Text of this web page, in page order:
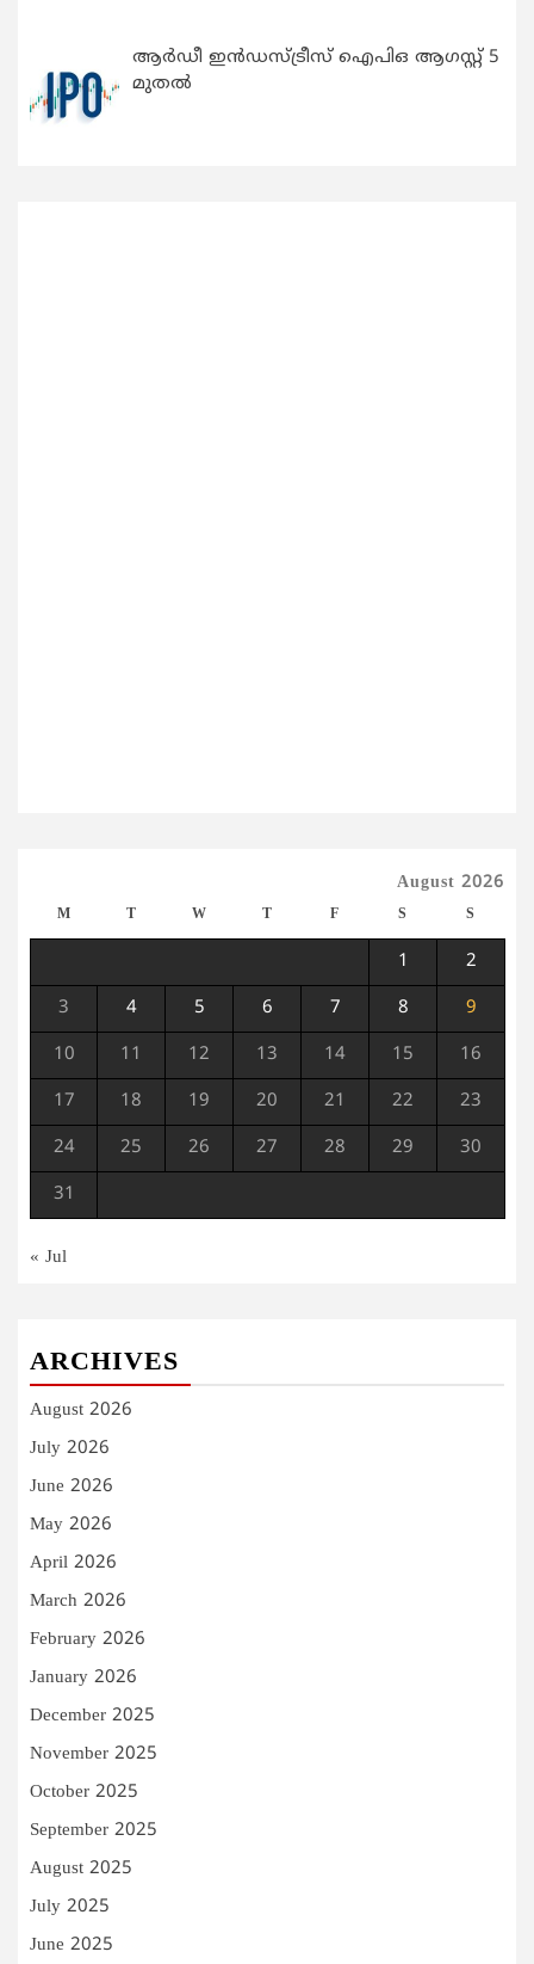
ആർഡീ ഇൻഡസ്ട്രീസ് ഐപിഒ ആഗസ്റ്റ് 5
മുതൽ
August 2026
M T W T F S S
1 2
3 4 5 6 7 8 9
10 11 12 13 14 15 16
17 18 19 20 21 22 23
24 25 26 27 28 29 30
31
« Jul
ARCHIVES
August 2026
July 2026
June 2026
May 2026
April 2026
March 2026
February 2026
January 2026
December 2025
November 2025
October 2025
September 2025
August 2025
July 2025
June 2025